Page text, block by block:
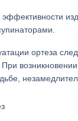
ортеза